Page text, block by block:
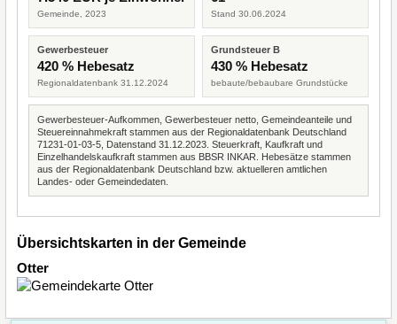
Gemeinde, 2023 Stand 30.06.2024
Gewerbesteuer
420 % Hebesatz
Regionaldatenbank 31.12.2024
Grundsteuer B
430 % Hebesatz
bebaute/bebaubare Grundstücke
Gewerbesteuer-Aufkommen, Gewerbesteuer netto, Gemeindeanteile und
Steuereinnahmekraft stammen aus der Regionaldatenbank Deutschland
71231-01-03-5, Datenstand 31.12.2023. Steuerkraft, Kaufkraft und
Einzelhandelskaufkraft stammen aus BBSR INKAR. Hebesätze stammen
aus der Regionaldatenbank Deutschland bzw. aktuelleren amtlichen
Landes- oder Gemeindedaten.
Übersichtskarten in der Gemeinde
Otter